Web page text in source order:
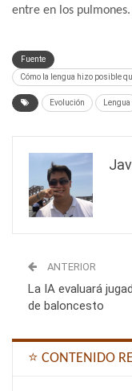
entre en los pulmones.
Fuente
Cómo la lengua hizo posible
Evolución Lengua
ANTERIOR
La IA evaluará
de baloncesto
⭐ CONTENIDO